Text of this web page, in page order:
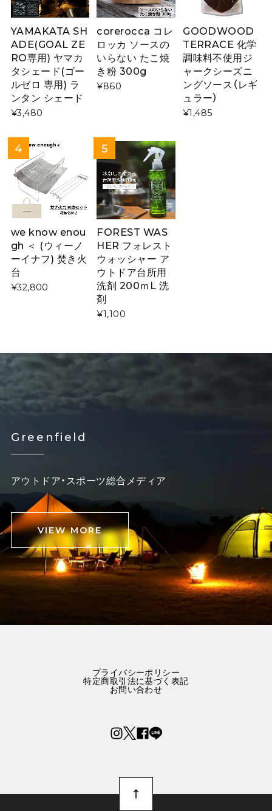
YAMAKATA SH
ADE(GOAL ZE
RO専用) ヤマカ
タシェード(ゴー
ルゼロ 専用) ラ
ンタン シェード
¥3,480
corerocca コレ
ロッカ ソースの
いらない たこ焼
き粉 300g
¥860
GOODWOOD
TERRACE 化学
調味料不使用ジ
ャークシーズニ
ングソース（レギ
ュラー）
¥1,485
we know enou
gh ＜ (ウィーノ
ーイナフ) 焚き火
台
¥32,800
FOREST WAS
HER フォレスト
ウォッシャー ア
ウトドア台所用
洗剤 200ｍL 洗
剤
¥1,100
Greenfield
アウトドア・スポーツ総合メディア
VIEW MORE
プライバシーポリシー
特定商取引法に基づく表記
お問い合わせ